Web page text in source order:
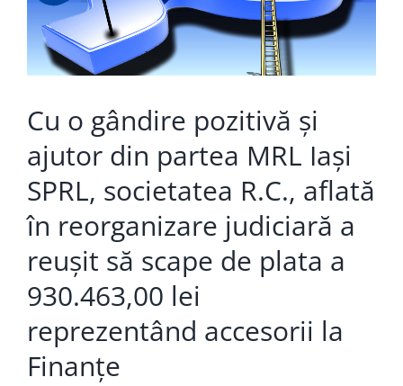
Cu o gândire pozitivă și
ajutor din partea MRL Iași
SPRL, societatea R.C., aflată
în reorganizare judiciară a
reușit să scape de plata a
930.463,00 lei
reprezentând accesorii la
Finanțe